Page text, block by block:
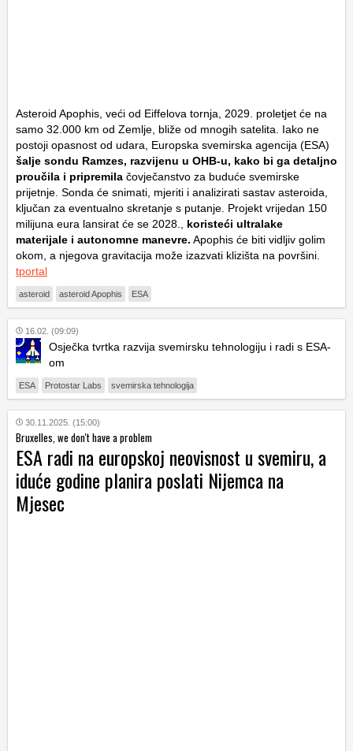
Asteroid Apophis, veći od Eiffelova tornja, 2029. proletjet će na
samo 32.000 km od Zemlje, bliže od mnogih satelita. Iako ne
postoji opasnost od udara, Europska svemirska agencija (ESA)
šalje sondu Ramzes, razvijenu u OHB-u, kako bi ga detaljno
proučila i pripremila čovječanstvo za buduće svemirske
prijetnje. Sonda će snimati, mjeriti i analizirati sastav asteroida,
ključan za eventualno skretanje s putanje. Projekt vrijedan 150
milijuna eura lansirat će se 2028., koristeći ultralake
materijale i autonomne manevre. Apophis će biti vidljiv golim
okom, a njegova gravitacija može izazvati klizišta na površini.
tportal
asteroid asteroid Apophis ESA
16.02. (09:09)
Osječka tvrtka razvija svemirsku tehnologiju i radi s ESA-
om
ESA Protostar Labs svemirska tehnologija
30.11.2025. (15:00)
Bruxelles, we don't have a problem
ESA radi na europskoj neovisnost u svemiru, a
iduće godine planira poslati Nijemca na
Mjesec